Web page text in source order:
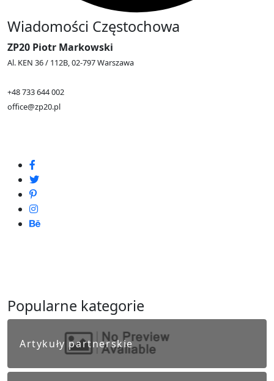
Wiadomości Częstochowa
ZP20 Piotr Markowski
Al. KEN 36 / 112B, 02-797 Warszawa
+48 733 644 002
office@zp20.pl
Popularne kategorie
Artykuły partnerskie